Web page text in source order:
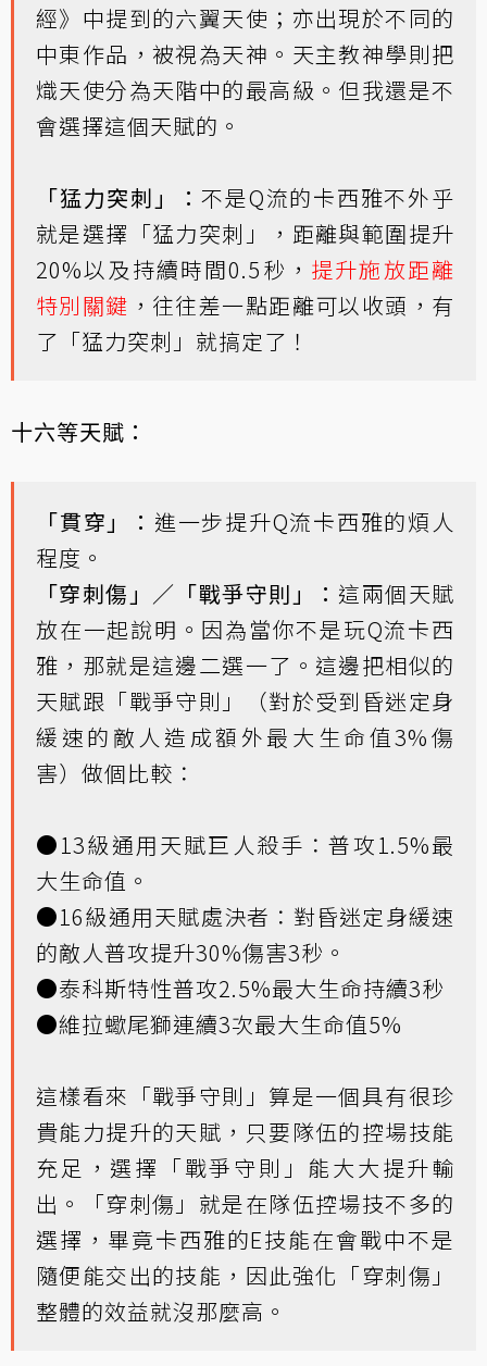
經》中提到的六翼天使；亦出現於不同的
中東作品，被視為天神。天主教神學則把
熾天使分為天階中的最高級。但我還是不
會選擇這個天賦的。
「猛力突刺」：不是Q流的卡西雅不外乎
就是選擇「猛力突刺」，距離與範圍提升
20%以及持續時間0.5秒， 提升施放距離
特別關鍵 ，往往差一點距離可以收頭，有
了「猛力突刺」就搞定了！
十六等天賦：
「貫穿」： 進一步提升Q流卡西雅的煩人
程度。
「穿刺傷」／「戰爭守則」： 這兩個天賦
放在一起說明。因為當你不是玩Q流卡西
雅，那就是這邊二選一了。這邊把相似的
天賦跟「戰爭守則」（對於受到昏迷定身
緩速的敵人造成額外最大生命值3%傷
害）做個比較：
●13級通用天賦巨人殺手：普攻1.5%最
大生命值。
●16級通用天賦處決者：對昏迷定身緩速
的敵人普攻提升30%傷害3秒。
●泰科斯特性普攻2.5%最大生命持續3秒
●維拉蠍尾獅連續3次最大生命值5%
這樣看來「戰爭守則」算是一個具有很珍
貴能力提升的天賦，只要隊伍的控場技能
充足，選擇「戰爭守則」能大大提升輸
出。「穿刺傷」就是在隊伍控場技不多的
選擇，畢竟卡西雅的E技能在會戰中不是
隨便能交出的技能，因此強化「穿刺傷」
整體的效益就沒那麼高。